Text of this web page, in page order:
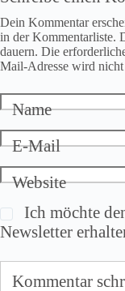
Dein Kommentar
in der Kommentarliste.
dauern. Die
Mail-Adresse wird
Name
E-Mail
Website
Ich möchte
Newsletter
Kommentar